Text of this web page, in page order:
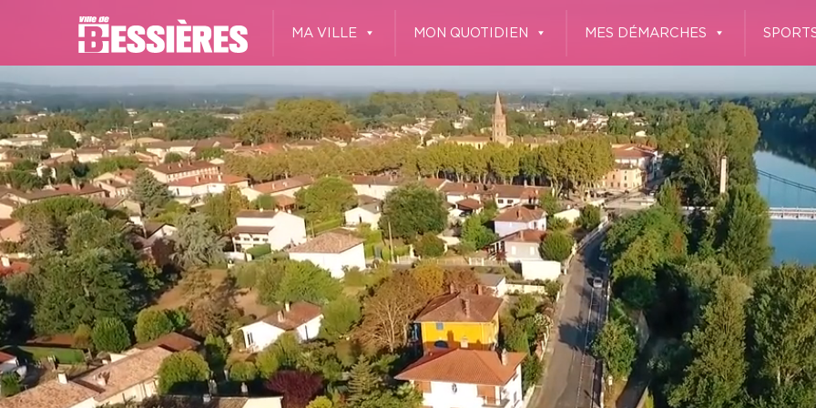
MA VILLE MON QUOTIDIEN MES DÉMARCHES